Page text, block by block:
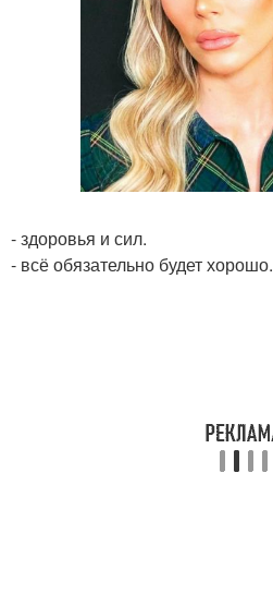
- здоровья и сил.
- всё обязательно будет хорошо.